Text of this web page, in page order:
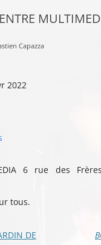
Capazza
2022
6 rue des
tous.
DE